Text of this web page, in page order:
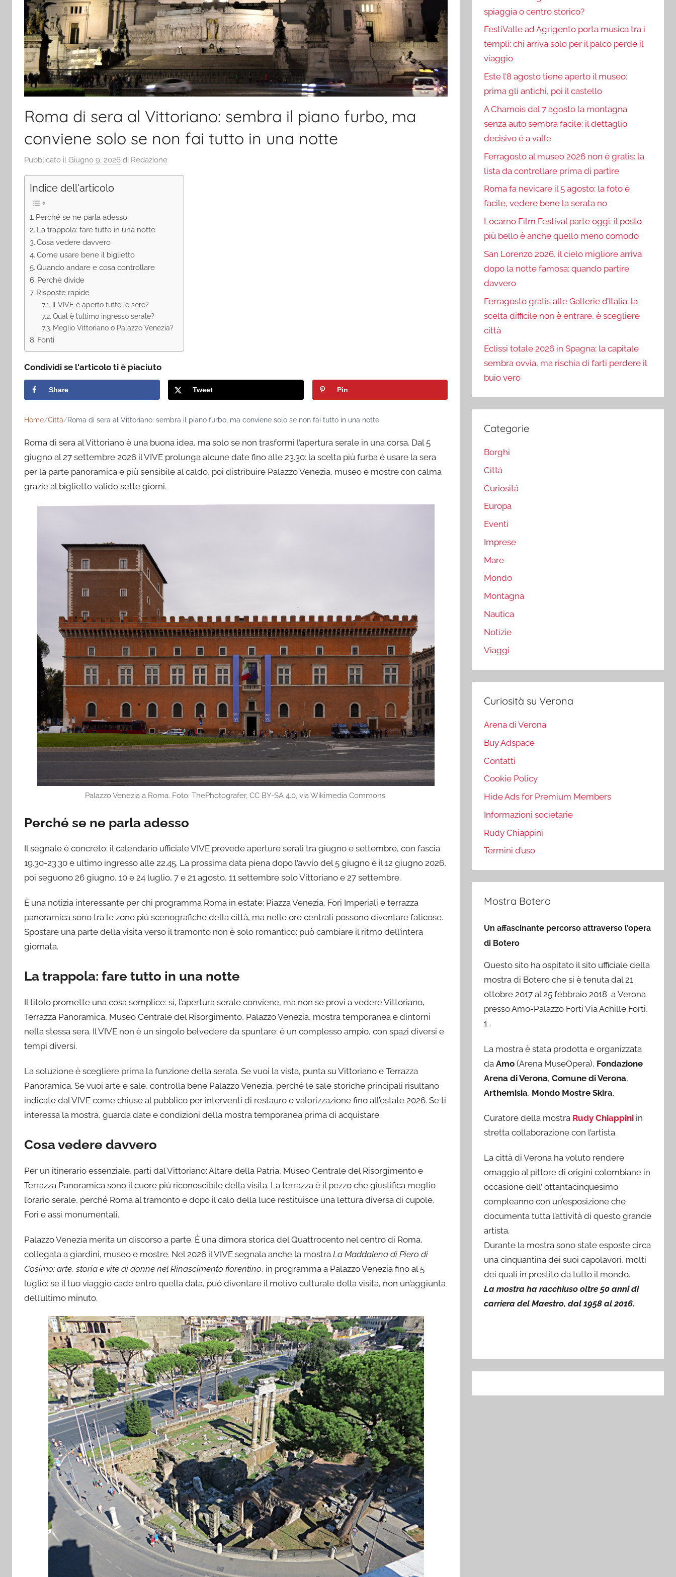
Roma di sera al Vittoriano: sembra il piano furbo, ma
conviene solo se non fai tutto in una notte
Pubblicato il Giugno 9, 2026 di Redazione
Indice dell'articolo
Perché se ne parla adesso
La trappola: fare tutto in una notte
Cosa vedere davvero
Come usare bene il biglietto
Quando andare e cosa controllare
Perché divide
Risposte rapide
Il VIVE è aperto tutte le sere?
Qual è l’ultimo ingresso serale?
Meglio Vittoriano o Palazzo Venezia?
Fonti
Condividi se l'articolo ti è piaciuto
Share Tweet Pin
Home Città Roma di sera al Vittoriano: sembra il piano furbo, ma conviene solo se non fai tutto in una notte
Roma di sera al Vittoriano è una buona idea, ma solo se non trasformi l’apertura serale in una corsa. Dal 5
giugno al 27 settembre 2026 il VIVE prolunga alcune date fino alle 23.30: la scelta più furba è usare la sera
per la parte panoramica e più sensibile al caldo, poi distribuire Palazzo Venezia, museo e mostre con calma
grazie al biglietto valido sette giorni.
Palazzo Venezia a Roma. Foto: ThePhotografer, CC BY-SA 4.0, via Wikimedia Commons.
Perché se ne parla adesso
Il segnale è concreto: il calendario ufficiale VIVE prevede aperture serali tra giugno e settembre, con fascia
19.30-23.30 e ultimo ingresso alle 22.45. La prossima data piena dopo l’avvio del 5 giugno è il 12 giugno 2026,
poi seguono 26 giugno, 10 e 24 luglio, 7 e 21 agosto, 11 settembre solo Vittoriano e 27 settembre.
È una notizia interessante per chi programma Roma in estate: Piazza Venezia, Fori Imperiali e terrazza
panoramica sono tra le zone più scenografiche della città, ma nelle ore centrali possono diventare faticose.
Spostare una parte della visita verso il tramonto non è solo romantico: può cambiare il ritmo dell’intera
giornata.
La trappola: fare tutto in una notte
Il titolo promette una cosa semplice: sì, l’apertura serale conviene, ma non se provi a vedere Vittoriano,
Terrazza Panoramica, Museo Centrale del Risorgimento, Palazzo Venezia, mostra temporanea e dintorni
nella stessa sera. Il VIVE non è un singolo belvedere da spuntare: è un complesso ampio, con spazi diversi e
tempi diversi.
La soluzione è scegliere prima la funzione della serata. Se vuoi la vista, punta su Vittoriano e Terrazza
Panoramica. Se vuoi arte e sale, controlla bene Palazzo Venezia, perché le sale storiche principali risultano
indicate dal VIVE come chiuse al pubblico per interventi di restauro e valorizzazione fino all’estate 2026. Se ti
interessa la mostra, guarda date e condizioni della mostra temporanea prima di acquistare.
Cosa vedere davvero
Per un itinerario essenziale, parti dal Vittoriano: Altare della Patria, Museo Centrale del Risorgimento e
Terrazza Panoramica sono il cuore più riconoscibile della visita. La terrazza è il pezzo che giustifica meglio
l’orario serale, perché Roma al tramonto e dopo il calo della luce restituisce una lettura diversa di cupole,
Fori e assi monumentali.
Palazzo Venezia merita un discorso a parte. È una dimora storica del Quattrocento nel centro di Roma,
collegata a giardini, museo e mostre. Nel 2026 il VIVE segnala anche la mostra La Maddalena di Piero di
Cosimo: arte, storia e vite di donne nel Rinascimento fiorentino, in programma a Palazzo Venezia fino al 5
luglio: se il tuo viaggio cade entro quella data, può diventare il motivo culturale della visita, non un’aggiunta
dell’ultimo minuto.
spiaggia o centro storico?
FestiValle ad Agrigento porta musica tra i
templi: chi arriva solo per il palco perde il
viaggio
Este l’8 agosto tiene aperto il museo:
prima gli antichi, poi il castello
A Chamois dal 7 agosto la montagna
senza auto sembra facile: il dettaglio
decisivo è a valle
Ferragosto al museo 2026 non è gratis: la
lista da controllare prima di partire
Roma fa nevicare il 5 agosto: la foto è
facile, vedere bene la serata no
Locarno Film Festival parte oggi: il posto
più bello è anche quello meno comodo
San Lorenzo 2026, il cielo migliore arriva
dopo la notte famosa: quando partire
davvero
Ferragosto gratis alle Gallerie d’Italia: la
scelta difficile non è entrare, è scegliere
città
Eclissi totale 2026 in Spagna: la capitale
sembra ovvia, ma rischia di farti perdere il
buio vero
Categorie
Borghi
Città
Curiosità
Europa
Eventi
Imprese
Mare
Mondo
Montagna
Nautica
Notizie
Viaggi
Curiosità su Verona
Arena di Verona
Buy Adspace
Contatti
Cookie Policy
Hide Ads for Premium Members
Informazioni societarie
Rudy Chiappini
Termini d’uso
Mostra Botero
Un affascinante percorso attraverso l’opera
di Botero
Questo sito ha ospitato il sito ufficiale della
mostra di Botero che si è tenuta dal 21
ottobre 2017 al 25 febbraio 2018 a Verona
presso Amo-Palazzo Forti Via Achille Forti,
1 .
La mostra è stata prodotta e organizzata
daAmo (Arena MuseOpera), Fondazione
Arena di Verona,Comune di Verona,
Arthemisia, Mondo Mostre Skira.
Curatore della mostra Rudy Chiappini in
stretta collaborazione con l’artista.
La città di Verona ha voluto rendere
omaggio al pittore di origini colombiane in
occasione dell’ ottantacinquesimo
compleanno con un’esposizione che
documenta tutta l’attività di questo grande
artista.
Durante la mostra sono state esposte circa
una cinquantina dei suoi capolavori, molti
dei quali in prestito da tutto il mondo.
La mostra ha racchiuso oltre 50 anni di
carriera del Maestro, dal 1958 al 2016.